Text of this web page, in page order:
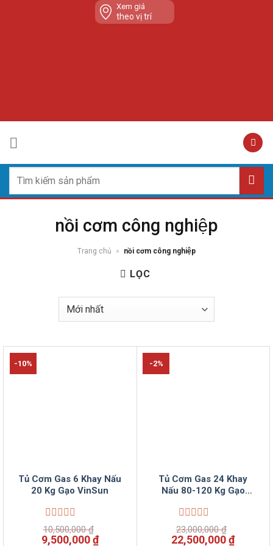
Xem giá
theo vị trí
kiếm:
nồi cơm công nghiệp
Trang chủ » nồi cơm công nghiệp
LỌC
-10%
Tủ Cơm Gas 6 Khay Nấu
20 Kg Gạo VinSun
Được
xếp
10,500,000₫
Giá
9,500,000₫Giá
-2%
Tủ Cơm Gas 24 Khay
Nấu 80-120 Kg Gạo
Được
xếp
23,000,000₫
Giá
22,500,000₫Giá